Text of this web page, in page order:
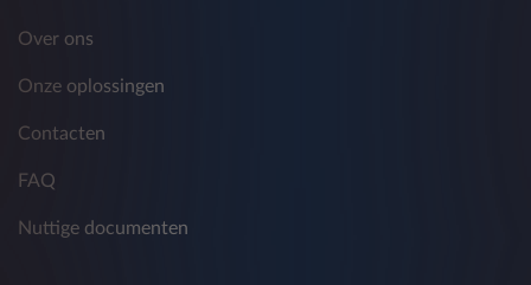
Over ons
Onze oplossingen
Contacten
FAQ
Nuttige documenten